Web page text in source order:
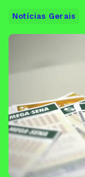
Notícias Gerais